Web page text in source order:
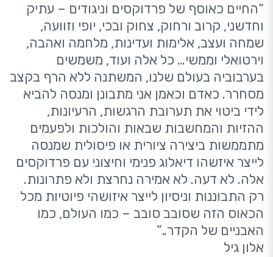
“החיים כאוסף של פרדוקסים וניגודים – עתיק
וחדשני, קרוב ורחוק, צחוק ובכי, יופי וזוועה,
שמחה ועצב, אלימות ועדינות, מלחמה ואהבה,
וירטואלי וממשי… כל אלה ועוד, משמשים
בערבוביה בעולם שלנו, המשתנה ללא הרף בקצב
מסחרר. כאדם וכאמן אני מתבונן ומנסה להביא
לידי ביטוי את תערובת הרגשות, הרעיונות,
ההזיות והמחשבות שבאות והולכות ולפעמים
מתממשות ביצירה ציורית או פיסולית שמנסה
לייצר איזשהו דיאלוג פנימי וחיצוני עם פרדוקסים
אלה. לא דעה. לא אמירה נחרצת ולא פתרונות.
רק התבוננות וניסיון לייצר איזושהי פיוטיות מכל
הכאוס הזה שסובב סובב – כמו העולם, כמו
האבניים של הקדר..”
אלון גיל